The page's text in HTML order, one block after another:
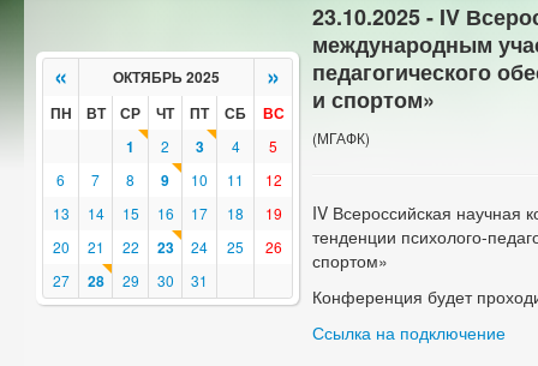
« ОКТЯБРЬ 2025 »
ПН ВТ СР ЧТ ПТ СБ
ВС
1
2 3 4
5
6
7 8 9 10 11
12
13
14 15 16 17 18
19
20
21 22 23 24 25
26
27
28 29 30 31
23.10.2025 - IV
международным
педагогического
и спортом»
(МГАФК)
IV Всероссийская
тенденции психолого-
спортом»
Конференция будет
Ссылка на подключение